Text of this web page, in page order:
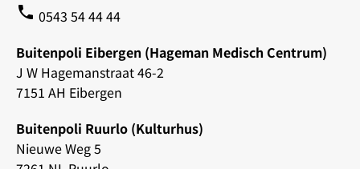
phone 0543 54 44 44
Buitenpoli Eibergen (Hageman Medisch Centrum)
J W Hagemanstraat 46-2
7151 AH Eibergen
Buitenpoli Ruurlo (Kulturhus)
Nieuwe Weg 5